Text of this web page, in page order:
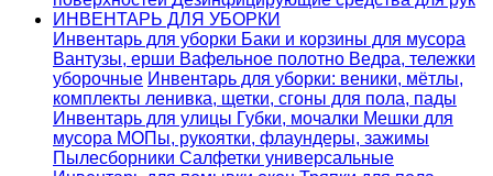
ИНВЕНТАРЬ ДЛЯ УБОРКИ
Инвентарь для уборки Баки и корзины для мусора
Вантузы, ерши Вафельное полотно Ведра, тележки
уборочные Инвентарь для уборки: веники, мётлы,
комплекты ленивка, щетки, сгоны для пола, пады
Инвентарь для улицы Губки, мочалки Мешки для
мусора МОПы, рукоятки, флаундеры, зажимы
Пылесборники Салфетки универсальные